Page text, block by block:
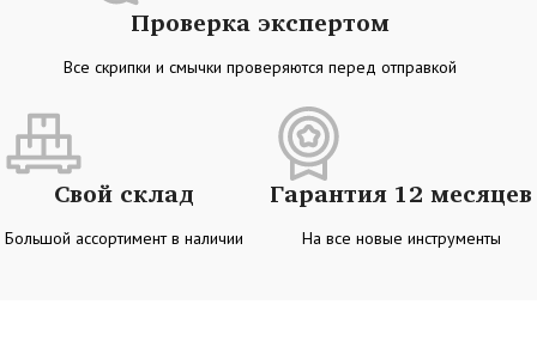
Проверка экспертом
Все скрипки и смычки проверяются перед отправкой
Свой склад
Большой ассортимент в наличии
Гарантия 12 месяцев
На все новые инструменты